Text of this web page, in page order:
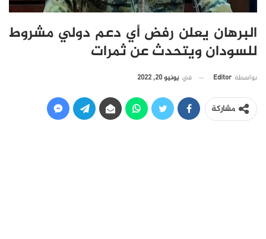
البرهان يعلن رفض أي دعم دولي مشروط
للسودان ويتحدث عن ثمرات
بواسطة Editor في يونيو 20, 2022
مشاركة